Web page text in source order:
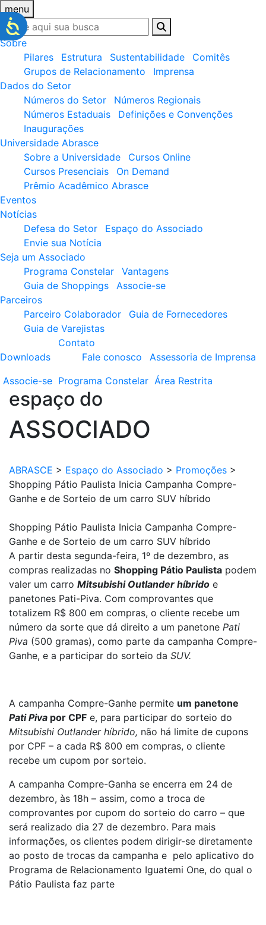
menu
Sobre
Pilares
Estrutura Sustentabilidade
Comitês
Grupos de Relacionamento
Imprensa
Dados do Setor
Números do Setor
Números Regionais
Números Estaduais
Definições e Convenções
Inaugurações
Universidade Abrasce
Sobre a Universidade
Cursos Online
Cursos Presenciais
On Demand
Prêmio Acadêmico Abrasce
Eventos
Notícias
Defesa do Setor
Espaço do Associado
Envie sua Notícia
Seja um Associado
Programa Constelar
Vantagens
Guia de Shoppings
Associe-se
Parceiros
Parceiro Colaborador
Guia de Fornecedores
Guia de Varejistas
Downloads
Contato
Fale conosco
Assessoria de Imprensa
Associe-se Programa Constelar Área Restrita
espaço do
ASSOCIADO
ABRASCE > Espaço do Associado > Promoções >
Shopping Pátio Paulista Inicia Campanha Compre-
Ganhe e de Sorteio de um carro SUV híbrido
Shopping Pátio Paulista Inicia Campanha Compre-
Ganhe e de Sorteio de um carro SUV híbrido
A partir desta segunda-feira, 1º de dezembro, as
compras realizadas no Shopping Pátio Paulista podem
valer um carro Mitsubishi Outlander híbrido e
panetones Pati-Piva. Com comprovantes que
totalizem R$ 800 em compras, o cliente recebe um
número da sorte que dá direito a um panetone Pati
Piva (500 gramas), como parte da campanha Compre-
Ganhe, e a participar do sorteio da SUV.
A campanha Compre-Ganhe permite um panetone
Pati Piva por CPF e, para participar do sorteio do
Mitsubishi Outlander híbrido, não há limite de cupons
por CPF – a cada R$ 800 em compras, o cliente
recebe um cupom por sorteio.
A campanha Compre-Ganha se encerra em 24 de
dezembro, às 18h – assim, como a troca de
comprovantes por cupom do sorteio do carro – que
será realizado dia 27 de dezembro. Para mais
informações, os clientes podem dirigir-se diretamente
ao posto de trocas da campanha e pelo aplicativo do
Programa de Relacionamento Iguatemi One, do qual o
Pátio Paulista faz parte